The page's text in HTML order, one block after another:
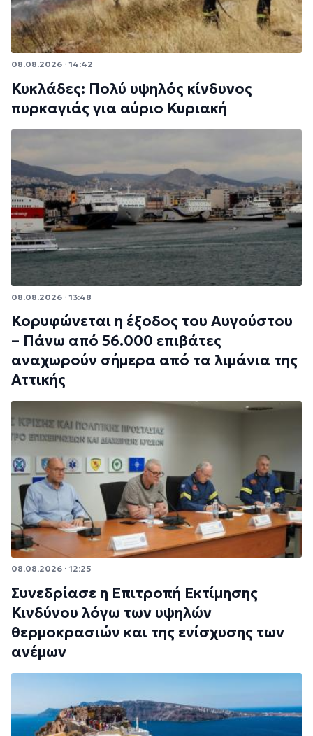
08.08.2026 · 14:42
Κυκλάδες: Πολύ υψηλός κίνδυνος
πυρκαγιάς για αύριο Κυριακή
08.08.2026 · 13:48
Κορυφώνεται η έξοδος του Αυγούστου
– Πάνω από 56.000 επιβάτες
αναχωρούν σήμερα από τα λιμάνια της
Αττικής
08.08.2026 · 12:25
Συνεδρίασε η Επιτροπή Εκτίμησης
Κινδύνου λόγω των υψηλών
θερμοκρασιών και της ενίσχυσης των
ανέμων